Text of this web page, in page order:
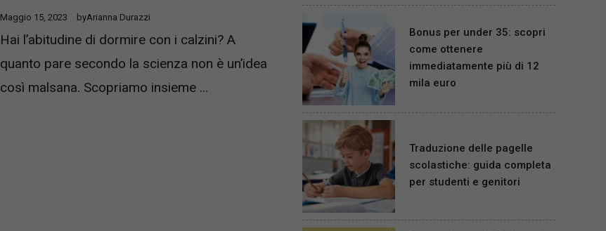
Maggio 15, 2023 byArianna Durazzi
Hai l’abitudine di dormire con i calzini? A
quanto pare secondo la scienza non è un’idea
così malsana. Scopriamo insieme ...
Bonus per under 35: scopri
come ottenere
immediatamente più di 12
mila euro
Traduzione delle pagelle
scolastiche: guida completa
per studenti e genitori